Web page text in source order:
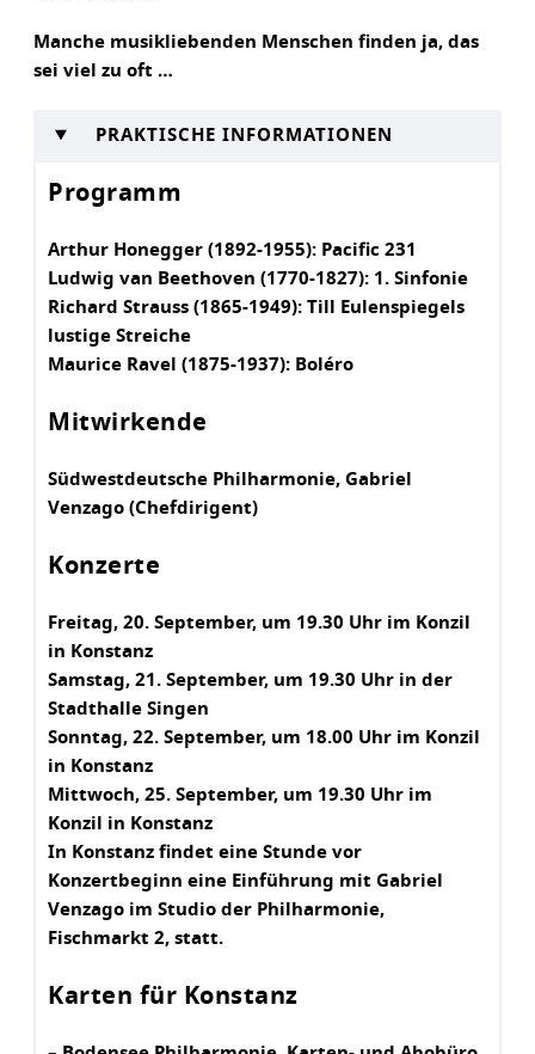
Manche musikliebenden Menschen finden ja, das
sei viel zu oft …
PRAKTISCHE INFORMATIONEN
Programm
Arthur Honegger (1892-1955): Pacific 231
Ludwig van Beethoven (1770-1827): 1. Sinfonie
Richard Strauss (1865-1949): Till Eulenspiegels
lustige Streiche
Maurice Ravel (1875-1937): Boléro
Mitwirkende
Südwestdeutsche Philharmonie, Gabriel
Venzago (Chefdirigent)
Konzerte
Freitag, 20. September, um 19.30 Uhr im Konzil
in Konstanz
Samstag, 21. September, um 19.30 Uhr in der
Stadthalle Singen
Sonntag, 22. September, um 18.00 Uhr im Konzil
in Konstanz
Mittwoch, 25. September, um 19.30 Uhr im
Konzil in Konstanz
In Konstanz findet eine Stunde vor
Konzertbeginn eine Einführung mit Gabriel
Venzago im Studio der Philharmonie,
Fischmarkt 2, statt.
Karten für Konstanz